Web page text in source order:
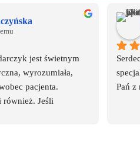
jest świetnym
wyrozumiała,
pacjenta.
również. Jeśli
Pań z